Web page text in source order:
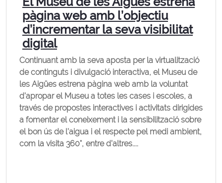
pàgina web amb l’objectiu
d’incrementar la seva visibilitat
digital
Continuant amb la seva aposta per la virtualització
de continguts i divulgació interactiva, el Museu de
les Aigües estrena pàgina web amb la voluntat
d’apropar el Museu a totes les cases i escoles, a
través de propostes interactives i activitats dirigides
a fomentar el coneixement i la sensibilització sobre
el bon ús de l’aigua i el respecte pel medi ambient,
com la visita 360°, entre d’altres....